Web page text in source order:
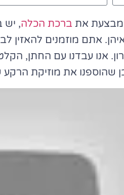
מבצעת את ברכת הכלה, יש
אתם מוזמנים
אנו עבדנו עם החתן,
שהוספנו את מוזיקת הרקע